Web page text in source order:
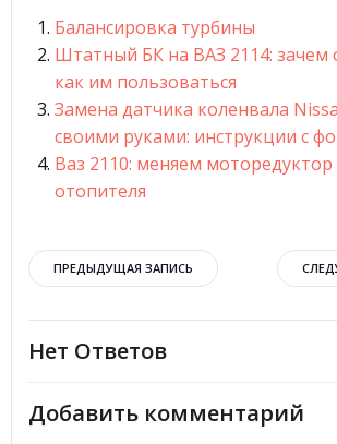
Балансировка турбины
Штатный БК на ВАЗ 2114: зачем
как им пользоваться
Замена датчика коленвала
своими руками: инструкции с
Ваз 2110: меняем моторедуктор
отопителя
Навигация
по
записям
ПРЕДЫДУЩАЯ ЗАПИСЬ
по
Нет Ответов
Добавить комментарий